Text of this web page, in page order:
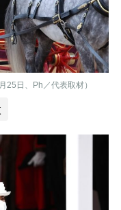
25日、Ph／代表取材）